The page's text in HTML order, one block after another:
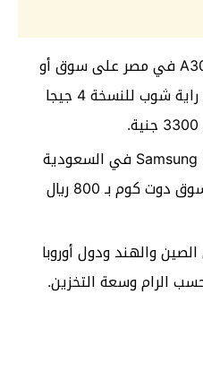
سعر موبايل سامسونج A30 في مصر على سوق أو
جوميا أو بي تك أو I2 أو راية شوب للنسخة 4 جيجا
سعر جوال Samsung Galaxy A30 في السعودية
على جرير أو اكسترا أو سوق دوت كوم بـ 800 ريال
والهند ودول أوروبا